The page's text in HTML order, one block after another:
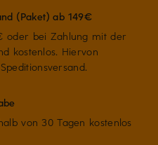
(Paket) ab 149€
oder bei Zahlung mit der
kostenlos. Hiervon
von 30 Tagen kostenlos